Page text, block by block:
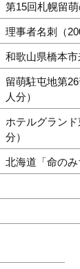
第15回札幌留
理事者名刺（
和歌山県橋本
留萌駐屯地第
人分）
ホテルグラン
分）
北海道「命の